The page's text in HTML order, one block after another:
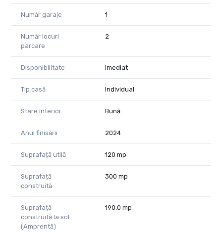
Număr garaje 1
Număr locuri
parcare
2
Disponibilitate Imediat
Tip casă Individual
Stare interior Bună
Anul finisării 2024
Suprafață utilă 120 mp
Suprafață
construită
300 mp
Suprafață
construită la sol
(Amprentă)
190.0 mp